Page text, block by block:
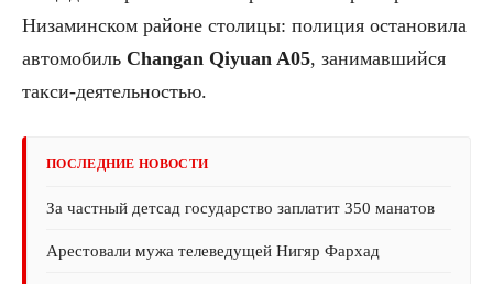
Низаминском районе столицы: полиция остановила
автомобиль Changan Qiyuan A05, занимавшийся
такси-деятельностью.
ПОСЛЕДНИЕ НОВОСТИ
За частный детсад государство заплатит 350 манатов
Арестовали мужа телеведущей Нигяр Фархад